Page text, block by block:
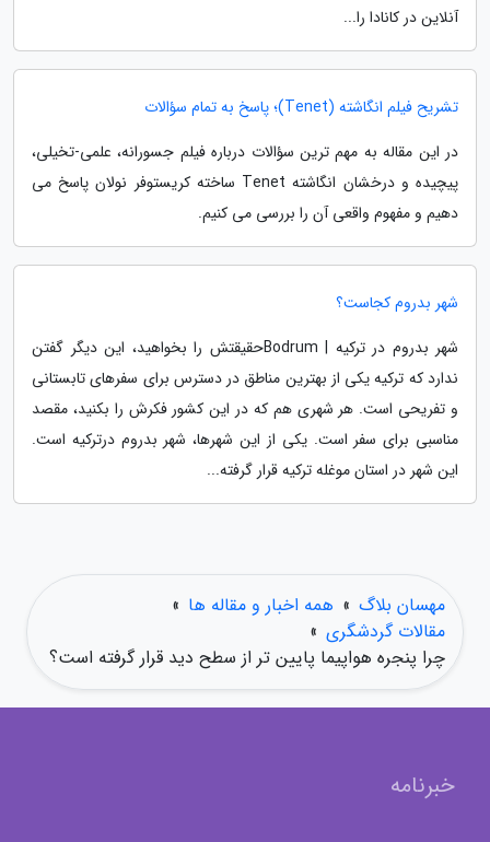
آنلاین در کانادا را...
تشریح فیلم انگاشته (Tenet)؛ پاسخ به تمام سؤالات
در این مقاله به مهم ترین سؤالات درباره فیلم جسورانه، علمی-تخیلی،
پیچیده و درخشان انگاشته Tenet ساخته کریستوفر نولان پاسخ می
دهیم و مفهوم واقعی آن را بررسی می کنیم.
شهر بدروم کجاست؟
شهر بدروم در ترکیه | Bodrumحقیقتش را بخواهید، این دیگر گفتن
ندارد که ترکیه یکی از بهترین مناطق در دسترس برای سفرهای تابستانی
و تفریحی است. هر شهری هم که در این کشور فکرش را بکنید، مقصد
مناسبی برای سفر است. یکی از این شهرها، شهر بدروم درترکیه است.
این شهر در استان موغله ترکیه قرار گرفته...
مهسان بلاگ » همه اخبار و مقاله ها »
مقالات گردشگری »
چرا پنجره هواپیما پایین تر از سطح دید قرار گرفته است؟
خبرنامه